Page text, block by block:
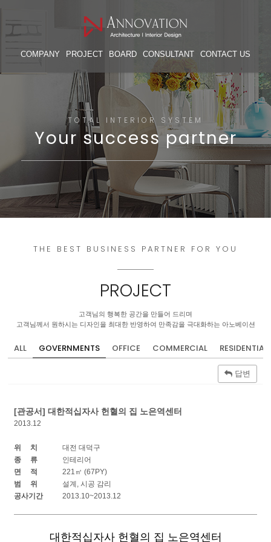
COMPANY PROJECT BOARD CONSULTANT CONTACT US
TOTAL INTERIOR SYSTEM
Your success partner
THE BEST BUSINESS PARTNER FOR YOU
PROJECT
고객님의 행복한 공간을 만들어 드리며
고객님께서 원하시는 디자인을 최대한 반영하여 만족감을 극대화하는 아노베이션
ALL GOVERNMENTS OFFICE COMMERCIAL RESIDENTIAL
답변
[관공서] 대한적십자사 헌혈의 집 노은역센터
2013.12
위 치
대전 대덕구
종 류
인테리어
면 적
221㎡ (67PY)
범 위
설계, 시공 감리
공사기간
2013.10~2013.12
대한적십자사 헌혈의 집 노은역센터